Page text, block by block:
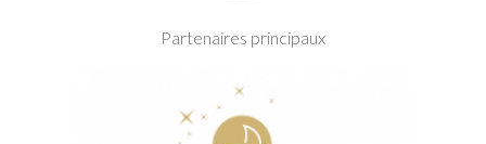
Partenaires principaux